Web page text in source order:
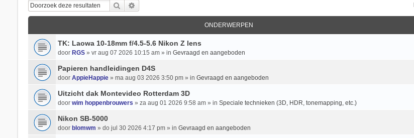
Zoek
ONDERWERPEN
TK: Laowa 10-18mm f/4.5-5.6 Nikon Z lens
door RGS» vr aug 07 2026 10:15 am » in Gevraagd en aangeboden
Papieren handleidingen D4S
door AppieHappie» ma aug 03 2026 3:50 pm » in Gevraagd en aangeboden
Uitzicht dak Montevideo Rotterdam 3D
door wim hoppenbrouwers » za aug 01 2026 9:58 am » in Speciale technieken (3D, HDR, tonemapping, etc.)
Nikon SB-5000
door blomwm » do jul 30 2026 4:17 pm » in Gevraagd en aangeboden